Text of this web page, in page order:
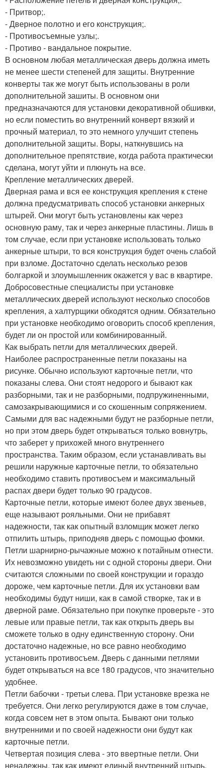
- Притвор;.
- Дверное полотно и его конструкция;.
- Противосъемные узлы;.
- Противо - вандальное покрытие.
В основном любая металлическая дверь должна иметь
не менее шести степеней для защиты. Внутренние
конверты так же могут быть использованы в роли
дополнительной зашиты. В основном они
предназначаются для установки декоративной обшивки,
но если поместить во внутренний конверт вязкий и
прочный материал, то это немного улучшит степень
дополнительной защиты. Воры, наткнувшись на
дополнительное препятствие, когда работа практически
сделана, могут уйти и плюнуть на все.
Крепление металлических дверей.
Дверная рама и вся ее конструкция крепления к стене
должна предусматривать способ установки анкерных
штырей. Они могут быть установлены как через
основную раму, так и через анкерные пластины. Лишь в
том случае, если при установке использовать только
анкерные штыри, то вся конструкция будет очень слабой
при взломе. Достаточно сделать несколько резов
болгаркой и злоумышленник окажется у вас в квартире.
Добросовестные специалисты при установке
металлических дверей используют несколько способов
крепления, а халтурщики обходятся одним. Обязательно
при установке необходимо оговорить способ крепления,
будет ли он простой или комбинированный.
Как выбрать петли для металлических дверей.
Наиболее распространенные петли показаны на
рисунке. Обычно используют карточные петли, что
показаны слева. Они стоят недорого и бывают как
разборными, так и не разборными, подпружиненными,
самозакрывающимися и со скошенным сопряжением.
Самыми для вас надежными будут не разборные петли,
но при этом дверь будет открываться только вовнутрь,
что заберет у прихожей много внутреннего
пространства. Таким образом, если устанавливать вы
решили наружные карточные петли, то обязательно
необходимо ставить противосъем и максимальный
распах двери будет только 90 градусов.
Карточные петли, которые имеют более двух звеньев,
еще называют рояльными. Они не прибавят
надежности, так как опытный взломщик может легко
отпилить штырь, приподняв дверь с помощью фомки.
Петли шарнирно-рычажные можно к потайным отнести.
Их невозможно увидеть ни с одной стороны двери. Они
считаются сложными по своей конструкции и гораздо
дороже, чем карточные петли. Для их установки вам
необходимы будут ниши, как в самой створке, так и в
дверной раме. Обязательно при покупке проверьте - это
левые или правые петли, так как открыть дверь вы
сможете только в одну единственную сторону. Они
достаточно надежные, но все равно необходимо
установить противосъем. Дверь с данными петлями
будет открываться на все 180 градусов, что значительно
удобнее.
Петли бабочки - третьи слева. При установке врезка не
требуется. Они легко регулируются даже в том случае,
когда совсем нет в этом опыта. Бывают они только
внутренними и по своей надежности они будут как
карточные петли.
Четвертая позиция слева - это ввертные петли. Они
ненадежны, так как имеют единый внутренний штырь,